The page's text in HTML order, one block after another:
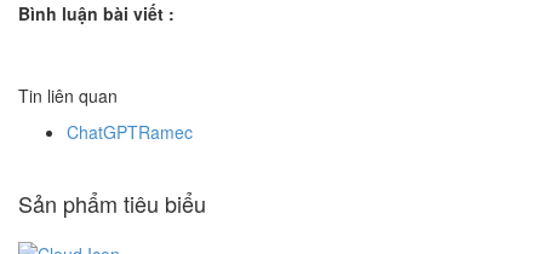
Bình luận bài viết :
Tin liên quan
ChatGPTRamec
Sản phẩm tiêu biểu